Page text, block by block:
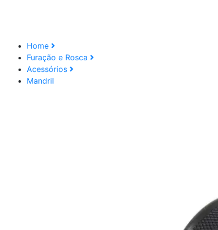
Home
Furação e Rosca
Acessórios
Mandril